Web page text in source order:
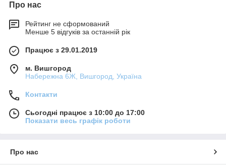
Про нас
Рейтинг не сформований
Менше 5 відгуків за останній рік
Працює з 29.01.2019
м. Вишгород
Набережна 6Ж, Вишгород, Україна
Контакти
Сьогодні працює з 10:00 до 17:00
Показати весь графік роботи
Про нас